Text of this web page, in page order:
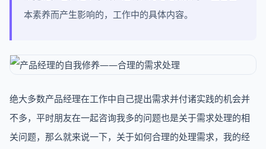
本素养而产生影响的，工作中的具体内容。
绝大多数产品经理在工作中自己提出需求并付诸实践的机会并
不多，平时朋友在一起咨询我多的问题也是关于需求处理的相
关问题，那么就来说一下，关于如何合理的处理需求，我的经